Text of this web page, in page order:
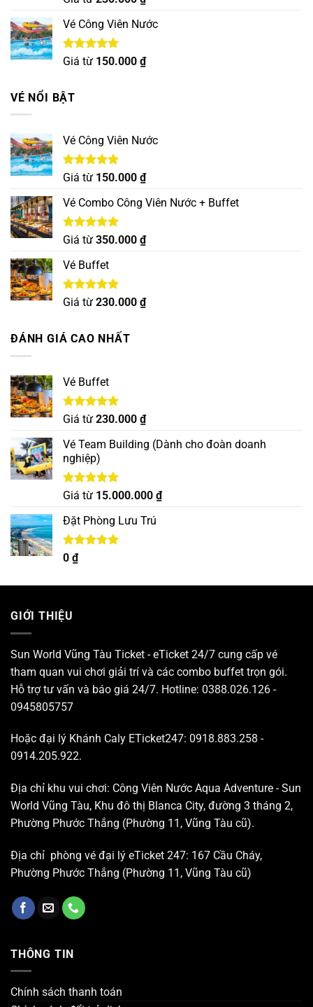
5 sao
Vé Công Viên Nước
Được xếp
Giá từ 150.000 ₫
VÉ NỔI BẬT
Vé Công Viên Nước
Được xếp
5 sao
Giá từ 150.000 ₫
Vé Combo Công Viên Nước + Buffet
Được xếp
5 sao
Giá từ 350.000 ₫
Vé Buffet
Được xếp
Giá từ 230.000 ₫
ĐÁNH GIÁ CAO NHẤT
Vé Buffet
Được xếp
5 sao
Giá từ 230.000 ₫
Vé Team Building (Dành cho đoàn doanh
nghiệp)
Được xếp
5 sao
Giá từ 15.000.000 ₫
Đặt Phòng Lưu Trú
Được xếp
hạng
0 ₫
GIỚI THIỆU
Sun World Vũng Tàu Ticket - eTicket 24/7 cung cấp vé
tham quan vui chơi giải trí và các combo buffet trọn gói.
Hỗ trợ tư vấn và báo giá 24/7. Hotline: 0388.026.126 -
0945805757
Hoặc đại lý Khánh Caly ETicket247: 0918.883.258 -
0914.205.922.
Địa chỉ khu vui chơi: Công Viên Nước Aqua Adventure - Sun
World Vũng Tàu, Khu đô thị Blanca City, đường 3 tháng 2,
Phường Phước Thắng (Phường 11, Vũng Tàu cũ).
Địa chỉ phòng vé đại lý eTicket 247: 167 Cầu Cháy,
Phường Phước Thắng (Phường 11, Vũng Tàu cũ)
THÔNG TIN
Chính sách thanh toán